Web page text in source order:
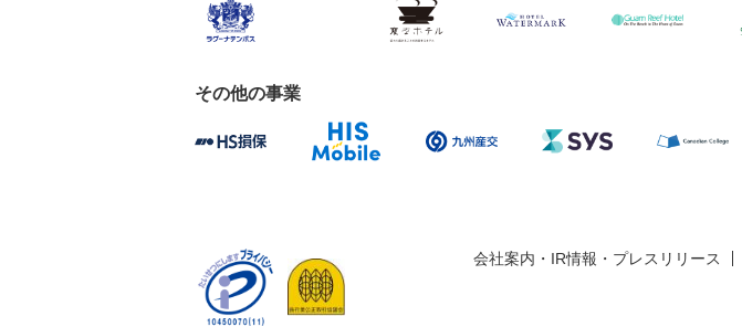
その他の事業
会社案内・IR情報・プレスリリース